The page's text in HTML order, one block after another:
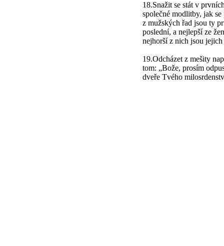
18.Snažit se stát v
společné modlitby, jak
z mužských řad jsou ty
poslední, a nejlepší ze
nejhorší z nich jsou
19.Odcházet z mešity
tom: „Bože, prosím
dveře Tvého